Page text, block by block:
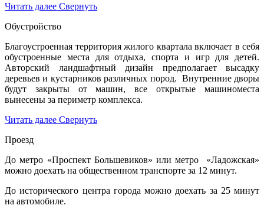
Читать далее Свернуть
Обустройство
Благоустроенная территория жилого квартала включает в себя
обустроенные места для отдыха, спорта и игр для детей.
Авторский ландшафтный дизайн предполагает высадку
деревьев и кустарников различных пород. Внутренние дворы
будут закрыты от машин, все открытые машиноместа
вынесены за периметр комплекса.
Читать далее Свернуть
Проезд
До метро «Проспект Большевиков» или метро «Ладожская»
можно доехать на общественном транспорте за 12 минут.
До исторического центра города можно доехать за 25 минут
на автомобиле.